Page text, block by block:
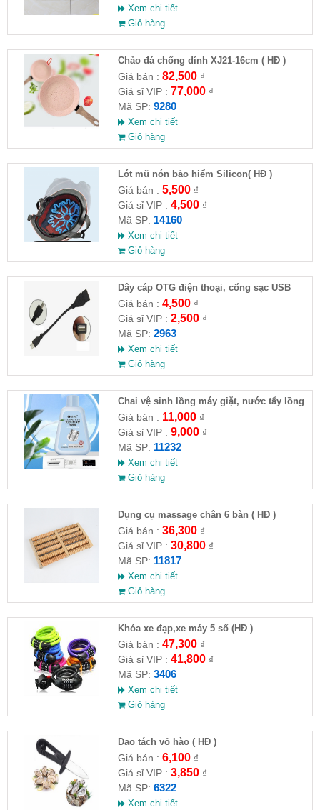
Xem chi tiết
Giỏ hàng
Chảo đá chống dính XJ21-16cm ( HĐ )
Giá bán : 82,500₫
Giá sỉ VIP : 77,000₫
Mã SP: 9280
Xem chi tiết
Giỏ hàng
Lót mũ nón bảo hiểm Silicon( HĐ )
Giá bán : 5,500₫
Giá sỉ VIP : 4,500₫
Mã SP: 14160
Xem chi tiết
Giỏ hàng
Dây cáp OTG điện thoại, cổng sạc USB
Giá bán : 4,500₫
Giá sỉ VIP : 2,500₫
Mã SP: 2963
Xem chi tiết
Giỏ hàng
Chai vệ sinh lồng máy giặt, nước tẩy lồng
máy giặt CLEANING FLUID
Giá bán : 11,000₫
Giá sỉ VIP : 9,000₫
Mã SP: 11232
Xem chi tiết
Giỏ hàng
Dụng cụ massage chân 6 bàn ( HĐ )
Giá bán : 36,300₫
Giá sỉ VIP : 30,800₫
Mã SP: 11817
Xem chi tiết
Giỏ hàng
Khóa xe đạp,xe máy 5 số (HĐ )
Giá bán : 47,300₫
Giá sỉ VIP : 41,800₫
Mã SP: 3406
Xem chi tiết
Giỏ hàng
Dao tách vỏ hào ( HĐ )
Giá bán : 6,100₫
Giá sỉ VIP : 3,850₫
Mã SP: 6322
Xem chi tiết